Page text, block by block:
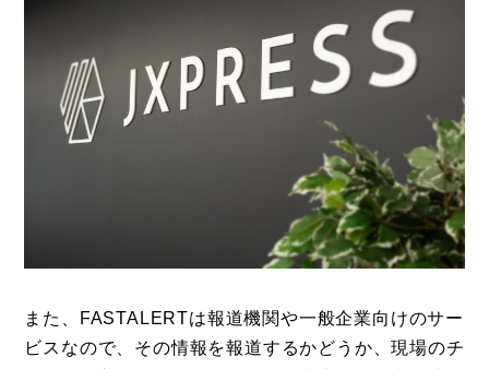
また、FASTALERTは報道機関や一般企業向けのサー
ビスなので、その情報を報道するかどうか、現場のチ